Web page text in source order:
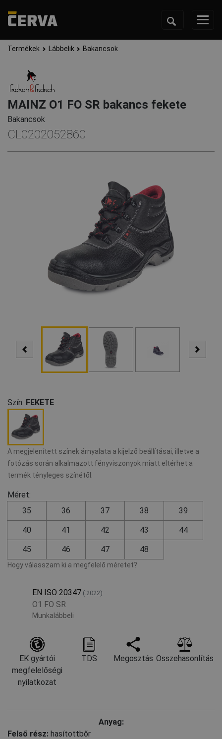
Termékek Lábbelik Bakancsok
MAINZ O1 FO SR bakancs fekete
Bakancsok
CL0202052860
Szín: FEKETE
A megjelenített színek árnyalata a kijelző beállításai, illetve a
fotózás során alkalmazott fényviszonyok miatt eltérhet a
termék tényleges színétől.
Méret:
35
36 37 38 39
40 41 42 43 44
45 46 47 48
Hogy válasszam ki a megfelelő méretet?
EN ISO 20347 (:2022)
O1 FO SR
Munkalábbeli
EK gyártói
megfelelőségi
nyilatkozat
TDS Megosztás Összehasonlítás
Anyag:
Felső rész: hasítottbőr